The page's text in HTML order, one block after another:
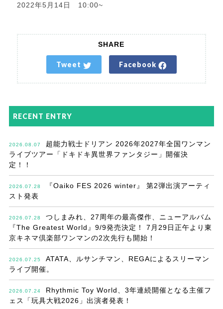
2022年5月14日 10:00~
SHARE
Tweet Facebook
RECENT ENTRY
2026.08.07
超能力戦士ドリアン 2026年2027年全国ワンマン
ライブツアー「ドキドキ異世界ファンタジー」開催決
定！！
2026.07.28
『Oaiko FES 2026 winter』 第2弾出演アーティ
スト発表
2026.07.28
つしまみれ、27周年の最高傑作、ニューアルバム
『The Greatest World』9/9発売決定！ 7月29日正午より東
京キネマ倶楽部ワンマンの2次先行も開始！
2026.07.25
ATATA、ルサンチマン、REGAによるスリーマン
ライブ開催。
2026.07.24
Rhythmic Toy World、3年連続開催となる主催フ
ェス「玩具大戦2026」出演者発表！